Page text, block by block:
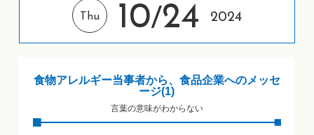
Thu 10/24 2024
食物アレルギー当事者から、食品企業へのメッセ
ージ(1)
言葉の意味がわからない